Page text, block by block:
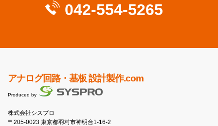
042-554-5265
アナログ回路・基板 設計製作.com
Produced by
株式会社シスプロ
〒205-0023 東京都羽村市神明台1-16-2